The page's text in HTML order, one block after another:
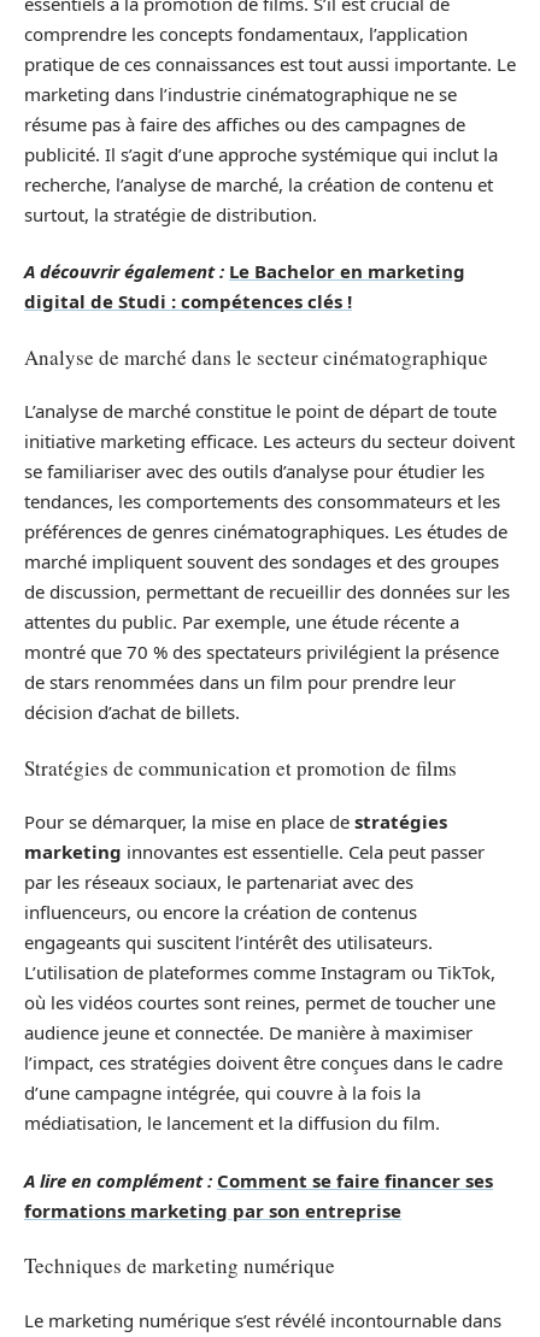
comprendre les concepts fondamentaux, l’application
pratique de ces connaissances est tout aussi importante. Le
marketing dans l’industrie cinématographique ne se
résume pas à faire des affiches ou des campagnes de
publicité. Il s’agit d’une approche systémique qui inclut la
recherche, l’analyse de marché, la création de contenu et
surtout, la stratégie de distribution.
A découvrir également : Le Bachelor en marketing
digital de Studi : compétences clés !
Analyse de marché dans le secteur cinématographique
L’analyse de marché constitue le point de départ de toute
initiative marketing efficace. Les acteurs du secteur doivent
se familiariser avec des outils d’analyse pour étudier les
tendances, les comportements des consommateurs et les
préférences de genres cinématographiques. Les études de
marché impliquent souvent des sondages et des groupes
de discussion, permettant de recueillir des données sur les
attentes du public. Par exemple, une étude récente a
montré que 70 % des spectateurs privilégient la présence
de stars renommées dans un film pour prendre leur
décision d’achat de billets.
Stratégies de communication et promotion de films
Pour se démarquer, la mise en place de stratégies
marketing innovantes est essentielle. Cela peut passer
par les réseaux sociaux, le partenariat avec des
influenceurs, ou encore la création de contenus
engageants qui suscitent l’intérêt des utilisateurs.
L’utilisation de plateformes comme Instagram ou TikTok,
où les vidéos courtes sont reines, permet de toucher une
audience jeune et connectée. De manière à maximiser
l’impact, ces stratégies doivent être conçues dans le cadre
d’une campagne intégrée, qui couvre à la fois la
médiatisation, le lancement et la diffusion du film.
A lire en complément : Comment se faire financer ses
formations marketing par son entreprise
Techniques de marketing numérique
Le marketing numérique s’est révélé incontournable dans